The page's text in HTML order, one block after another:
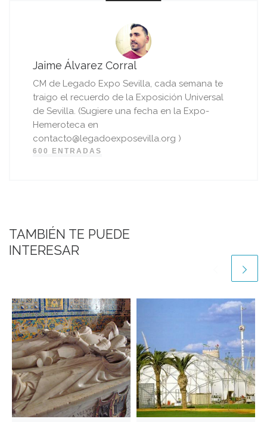
Jaime Álvarez Corral
CM de Legado Expo Sevilla, cada semana te
traigo el recuerdo de la Exposición Universal
de Sevilla. (Sugiere una fecha en la Expo-
Hemeroteca en
contacto@legadoexposevilla.org )
600 ENTRADAS
TAMBIÉN TE PUEDE
INTERESAR